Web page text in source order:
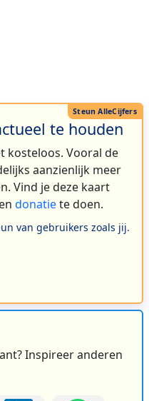
te houden
kosteloos. Vooral de
aanzienlijk meer
Vind je deze kaart
donatiete doen.
van gebruikers zoals jij.
Inspireer anderen